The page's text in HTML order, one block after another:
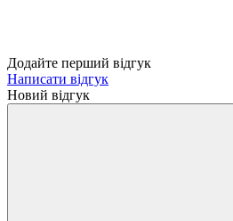
Додайте перший відгук
Написати відгук
Новий відгук